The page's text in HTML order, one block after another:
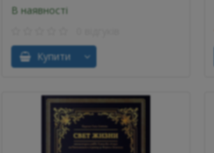
В наявності
Купити